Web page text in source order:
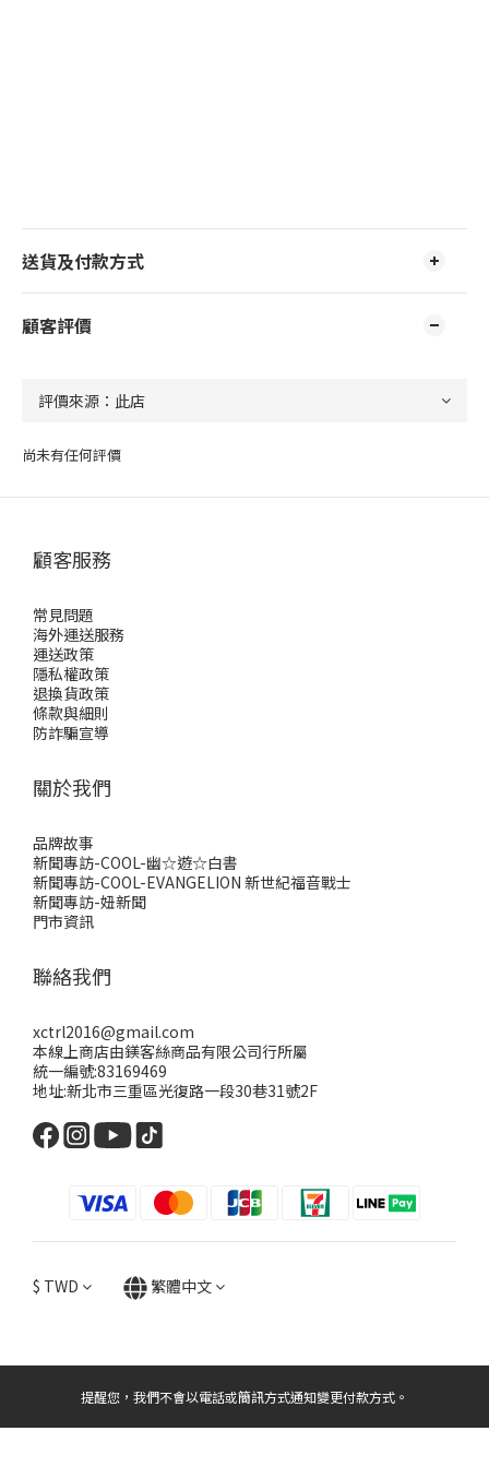
送貨及付款方式
顧客評價
尚未有任何評價
顧客服務
常見問題
海外運送服務
運送政策
隱私權政策
退換貨政策
條款與細則
防詐騙宣導
關於我們
品牌故事
新聞專訪-COOL-幽☆遊☆白書
新聞專訪-COOL-EVANGELION 新世紀福音戰士
新聞專訪-妞新聞
門市資訊
聯絡我們
xctrl2016@gmail.com
本線上商店由鎂客絲商品有限公司行所屬
統一編號:83169469
地址:新北市三重區光復路一段30巷31號2F
$ TWD 繁體中文
提醒您，我們不會以電話或簡訊方式通知變更付款方式。